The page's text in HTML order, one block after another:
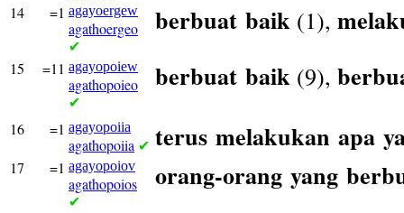
14 =1 agayoergew
agathoergeo
✔
berbuat baik (1),
15 =11 agayopoiew
agathopoieo
✔
berbuat baik (9),
16 =1 agayopoiia
agathopoiia ✔ terus melakukan apa
17 =1 agayopoiov
agathopoios
✔
orang-orang yang